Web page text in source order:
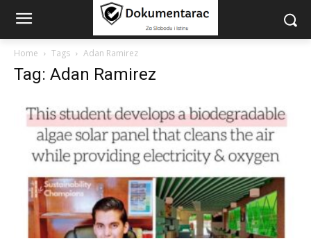
Home Tags Adan Ramirez
Tag: Adan Ramirez